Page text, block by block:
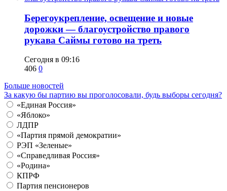
Берегоукрепление, освещение и новые
дорожки — благоустройство правого
рукава Саймы готово на треть
Сегодня в 09:16
406 0
Больше новостей
За какую бы партию вы проголосовали, будь выборы сегодня?
«Единая Россия»
«Яблоко»
ЛДПР
«Партия прямой демократии»
РЭП «Зеленые»
«Справедливая Россия»
«Родина»
КПРФ
Партия пенсионеров